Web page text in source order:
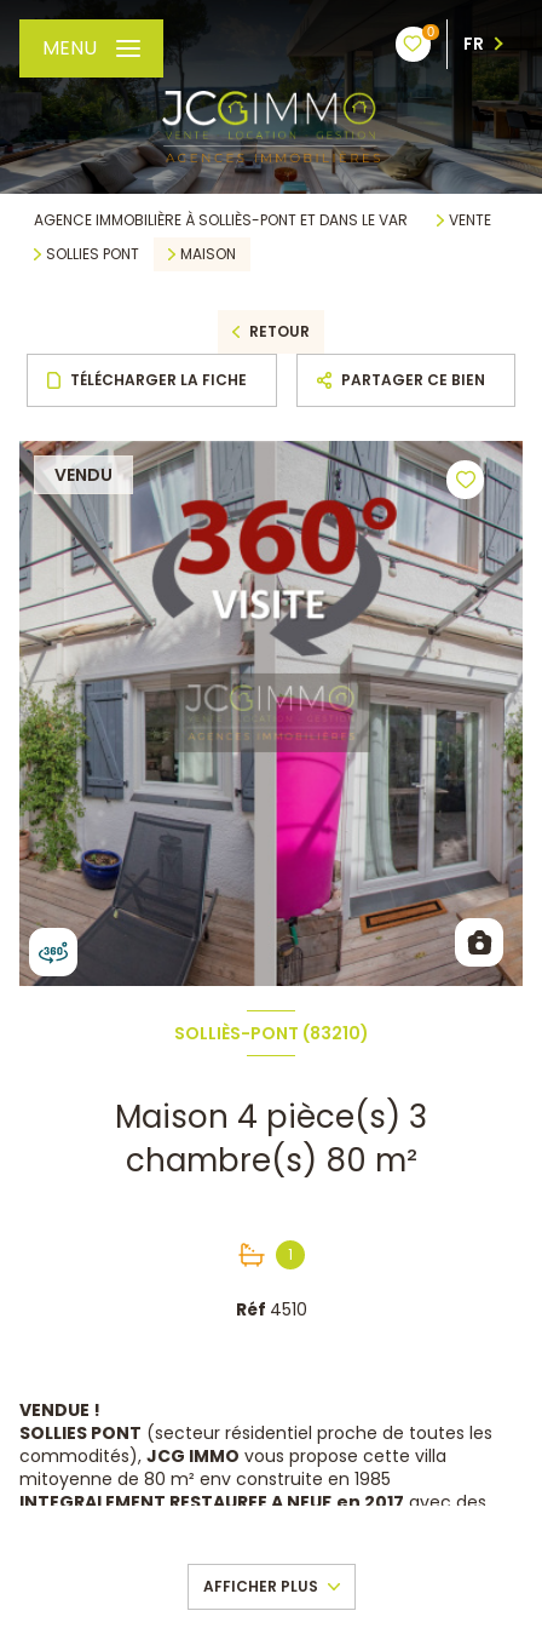
0
FR
MENU
AGENCE IMMOBILIÈRE À SOLLIÈS-PONT ET DANS LE VAR
VENTE
SOLLIES PONT
MAISON
RETOUR
TÉLÉCHARGER LA FICHE PARTAGER CE BIEN
VENDU
SOLLIÈS-PONT (83210)
Maison 4 pièce(s) 3
chambre(s) 80 m²
1
Réf 4510
VENDUE !
SOLLIES PONT (secteur résidentiel proche de toutes les
commodités), JCG IMMO vous propose cette villa
mitoyenne de 80 m² env construite en 1985
INTEGRALEMENT RESTAUREE A NEUF en 2017 avec des
, vous trouverez un hall d'entrée
(5,7m²) très pratique avec placards, un salon/ salle à
AFFICHER PLUS